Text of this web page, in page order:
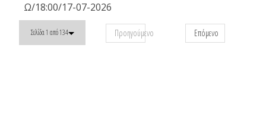
Ω/18:00/17-07-2026
Σελίδα 1 από 134 Προηγούμενο Επόμενο